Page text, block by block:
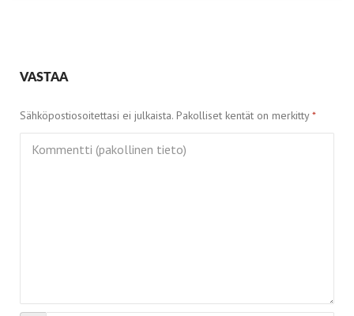
VASTAA
Sähköpostiosoitettasi ei julkaista. Pakolliset kentät on merkitty*